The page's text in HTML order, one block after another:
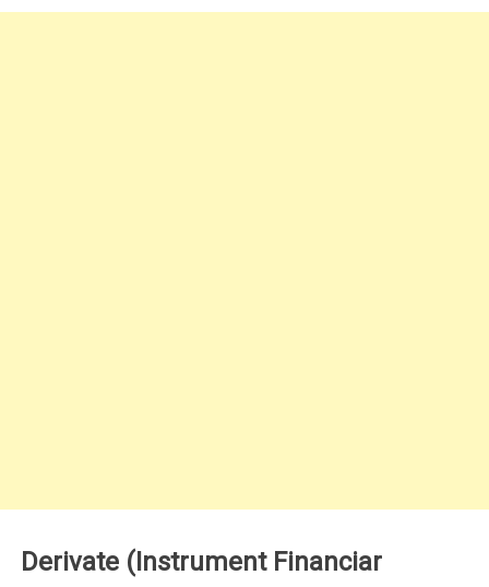
Derivate (Instrument Financiar